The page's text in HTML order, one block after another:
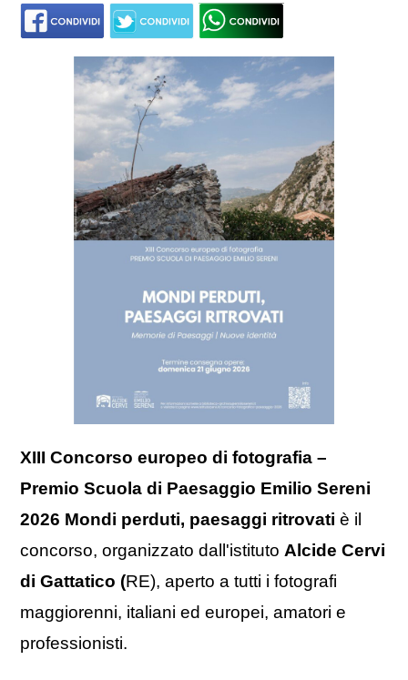
XIII Concorso europeo di fotografia –
Premio Scuola di Paesaggio Emilio Sereni
2026 Mondi perduti, paesaggi ritrovati è il
concorso, organizzato dall'istituto Alcide Cervi
di Gattatico (RE), aperto a tutti i fotografi
maggiorenni, italiani ed europei, amatori e
professionisti.